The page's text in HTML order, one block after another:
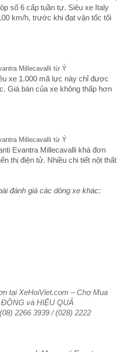
số 6 cấp tuần tự. Siêu xe Italy
km/h, trước khi đạt vận tốc tối
xe 1.000 mã lực này chỉ được
Giá bán của xe không thấp hơn
Evantra Millecavalli khá đơn
thị điện tử. Nhiều chi tiết nột thất
đánh giá các dòng xe khác:
tại XeHoiViet.com – Chợ Mua
và HIỆU QUẢ
2266 3939 / (028) 2222